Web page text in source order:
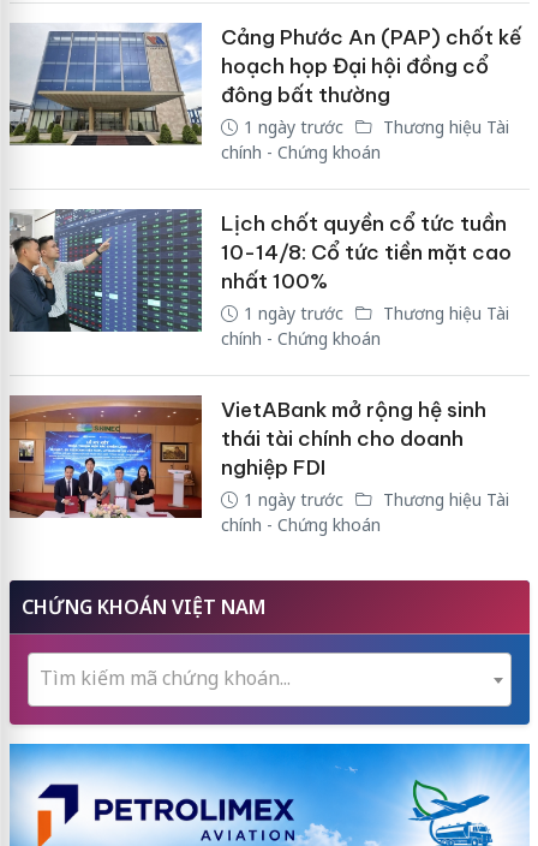
Cảng Phước An (PAP) chốt kế
hoạch họp Đại hội đồng cổ
đông bất thường
1 ngày trước
Thương hiệu Tài
chính - Chứng khoán
Lịch chốt quyền cổ tức tuần
10-14/8: Cổ tức tiền mặt cao
nhất 100%
1 ngày trước
Thương hiệu Tài
chính - Chứng khoán
VietABank mở rộng hệ sinh
thái tài chính cho doanh
nghiệp FDI
1 ngày trước
Thương hiệu Tài
chính - Chứng khoán
CHỨNG KHOÁN VIỆT NAM
Tìm kiếm mã chứng khoán...